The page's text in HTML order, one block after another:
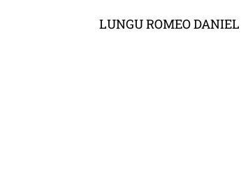
LUNGU ROMEO DANIEL